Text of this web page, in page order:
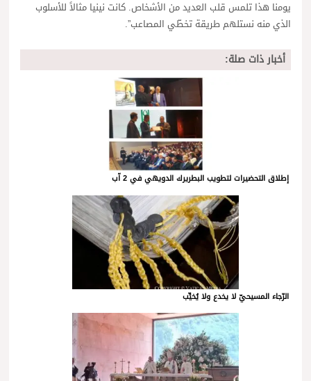
يومنا هذا تلمس قلب العديد من الأشخاص. كانت نينيا مثالاً للأسلوب
الذي منه نستلهم طريقة تخطّي المصاعب”.
أخبار ذات صلة:
إطلاق التحضيرات لتطويب البطريرك الدويهي في 2 آب
الرّجاء المسيحيّ لا يخدع ولا يُخيِّب